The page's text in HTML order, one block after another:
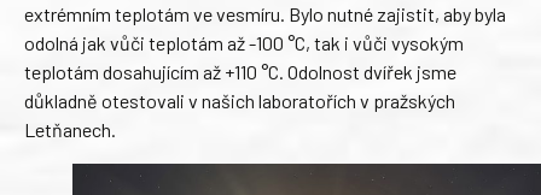
extrémním teplotám ve vesmíru. Bylo nutné zajistit, aby byla
odolná jak vůči teplotám až -100 °C, tak i vůči vysokým
teplotám dosahujícím až +110 °C. Odolnost dvířek jsme
důkladně otestovali v našich laboratořích v pražských
Letňanech.